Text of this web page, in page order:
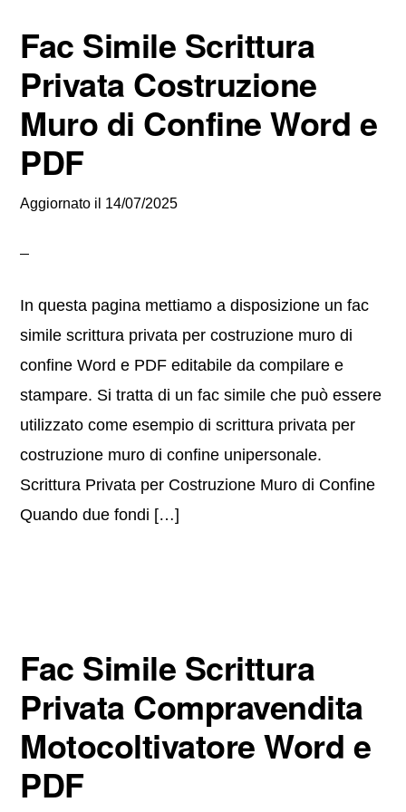
Fac Simile Scrittura
Privata Costruzione
Muro di Confine Word e
PDF
Aggiornato il 14/07/2025
In questa pagina mettiamo a disposizione un fac
simile scrittura privata per costruzione muro di
confine Word e PDF editabile da compilare e
stampare. Si tratta di un fac simile che può essere
utilizzato come esempio di scrittura privata per
costruzione muro di confine unipersonale.
Scrittura Privata per Costruzione Muro di Confine
Quando due fondi […]
Fac Simile Scrittura
Privata Compravendita
Motocoltivatore Word e
PDF